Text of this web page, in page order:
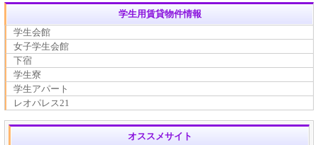
学生用賃貸物件情報
学生会館
女子学生会館
下宿
学生寮
学生アパート
レオパレス21
オススメサイト